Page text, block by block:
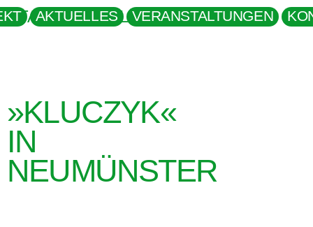
AKTUELLES VERANSTALTUNGEN
»KLUCZYK«
IN
NEUMÜNSTER